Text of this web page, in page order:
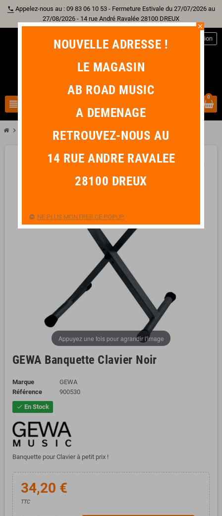
phone Appelez-nous au : 09 83 06 10 53 - Fermeture Estivale du 27/07/2026 au
27/08/2026 - 14 rue André Ravalée 28100 DREUX
view_headline
Connexion
0
chevron_right Piano & Clavier chevron_right GEWA Banquette Clavier Noir
Appuyez une fois pour agrandir l'image
GEWA Banquette Clavier Noir
Marque
GEWA
Référence
900530
check En Stock
Banquette pour Clavier à petit prix !
34,20 €
TTC
close
NOUVELLE ADRESSE !
LE MAGASIN
AB ROAD MUSIC
A DEMENAGE
RETROUVEZ-NOUS AU
14 RUE ANDRE RAVALEE
28100 DREUX
NE PLUS MONTRER CE POPUP.